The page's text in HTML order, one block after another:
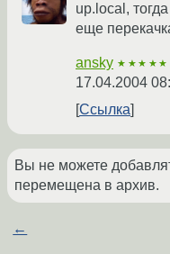
up.local,
еще
ansky ★★★★★
17.04.2004
Ссылка
Вы не можете
перемещена в архив.
←